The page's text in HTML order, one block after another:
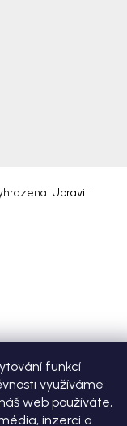
funkcí
využíváme
web používáte,
inzerci a
Upravit